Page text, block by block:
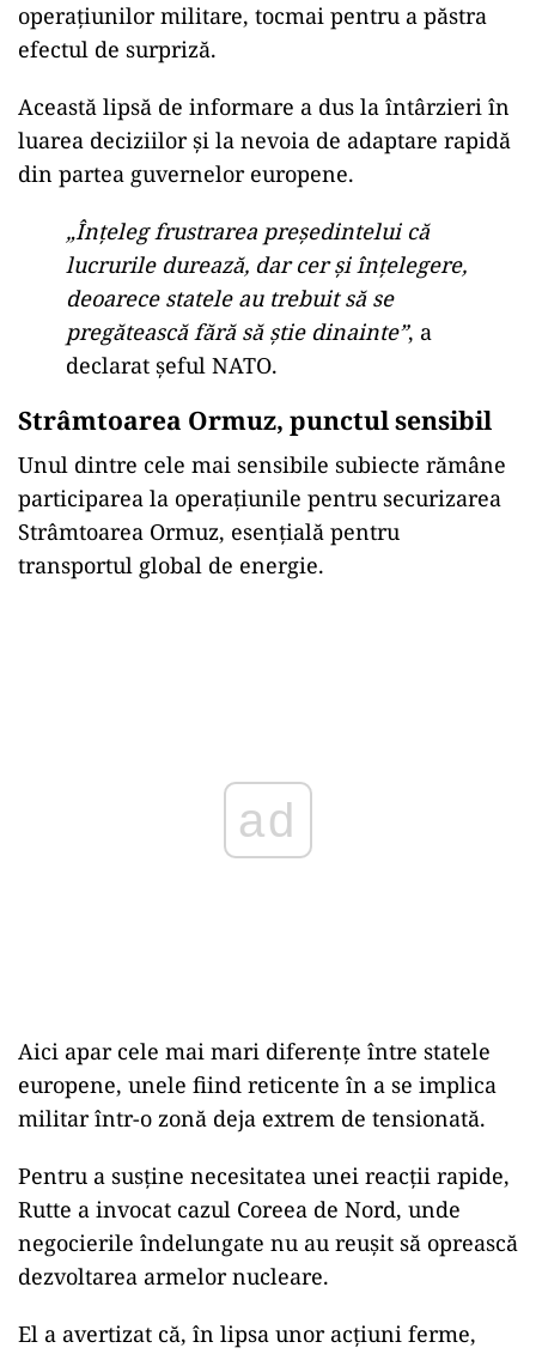
operațiunilor militare, tocmai pentru a păstra
efectul de surpriză.
Această lipsă de informare a dus la întârzieri în
luarea deciziilor și la nevoia de adaptare rapidă
din partea guvernelor europene.
„Înțeleg frustrarea președintelui că
lucrurile durează, dar cer și înțelegere,
deoarece statele au trebuit să se
pregătească fără să știe dinainte”, a
declarat șeful NATO.
Strâmtoarea Ormuz, punctul sensibil
Unul dintre cele mai sensibile subiecte rămâne
participarea la operațiunile pentru securizarea
Strâmtoarea Ormuz, esențială pentru
transportul global de energie.
ad
Aici apar cele mai mari diferențe între statele
europene, unele fiind reticente în a se implica
militar într-o zonă deja extrem de tensionată.
Pentru a susține necesitatea unei reacții rapide,
Rutte a invocat cazul Coreea de Nord, unde
negocierile îndelungate nu au reușit să oprească
dezvoltarea armelor nucleare.
El a avertizat că, în lipsa unor acțiuni ferme,